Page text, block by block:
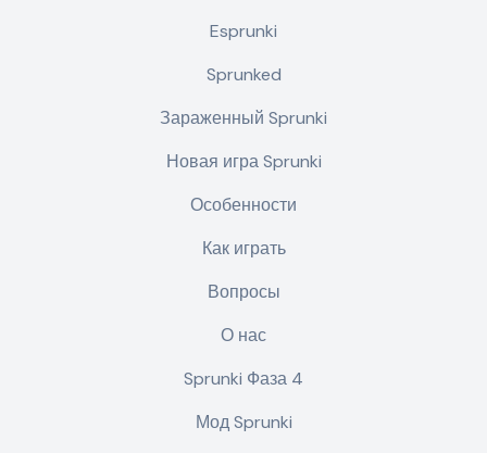
Esprunki
Sprunked
Зараженный Sprunki
Новая игра Sprunki
Особенности
Как играть
Вопросы
О нас
Sprunki Фаза 4
Мод Sprunki